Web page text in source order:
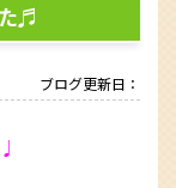
♬
ブログ更新日：